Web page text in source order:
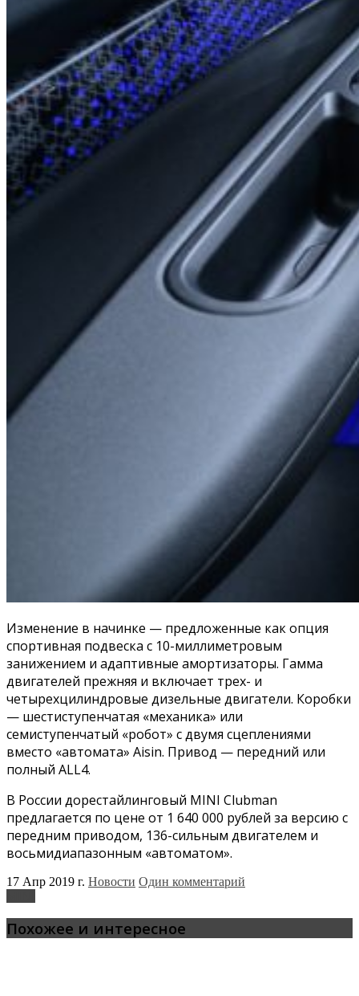
Изменение в начинке — предложенные как опция
спортивная подвеска с 10-миллиметровым
занижением и адаптивные амортизаторы. Гамма
двигателей прежняя и включает трех- и
четырехцилиндровые дизельные двигатели. Коробки
— шестиступенчатая «механика» или
семиступенчатый «робот» с двумя сцеплениями
вместо «автомата» Aisin. Привод — передний или
полный ALL4.
В России дорестайлинговый MINI Clubman
предлагается по цене от 1 640 000 рублей за версию с
передним приводом, 136-сильным двигателем и
восьмидиапазонным «автоматом».
17 Апр 2019 г. Новости Один комментарий
Похожее и интересное